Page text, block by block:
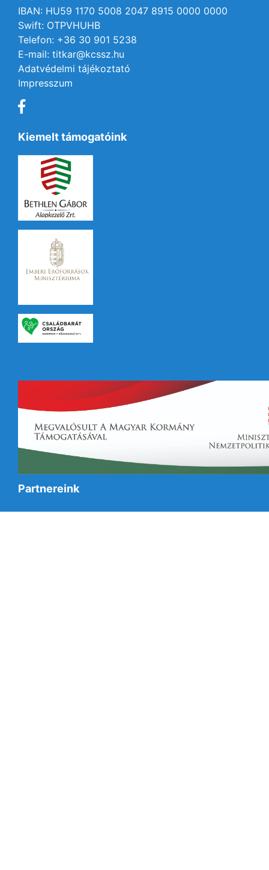
IBAN: HU59 1170 5008 2047 8915 0000 0000
Swift: OTPVHUHB
Telefon: +36 30 901 5238
E-mail: titkar@kcssz.hu
Adatvédelmi tájékoztató
Impresszum
Kiemelt támogatóink
Partnereink